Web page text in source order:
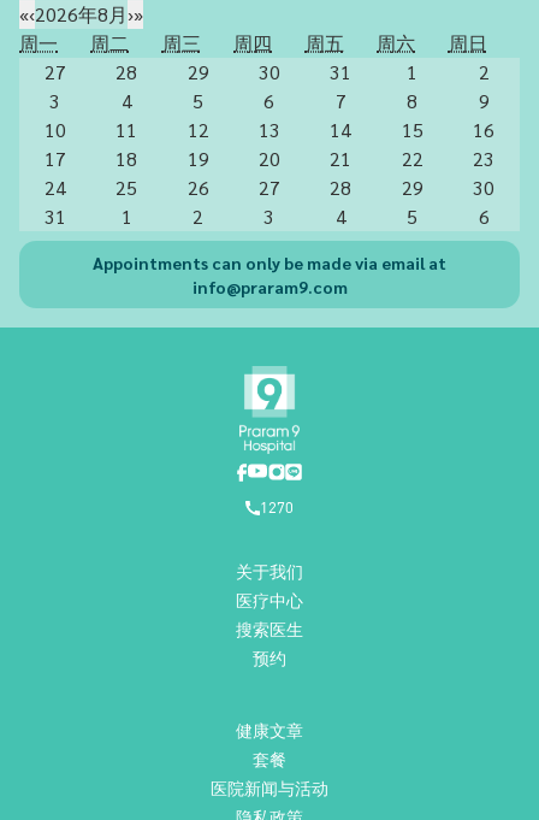
«‹2026年8月›»
周一
周二 周三 周四 周五 周六
周日
27
28 29 30 31 1
2
3
4 5 6 7 8
9
10
11 12 13 14 15
16
17
18 19 20 21 22
23
24
25 26 27 28 29
30
31
1 2 3 4 5 6
Appointments can only be made via email at
info@praram9.com
1270
关于我们
医疗中心
搜索医生
预约
健康文章
套餐
医院新闻与活动